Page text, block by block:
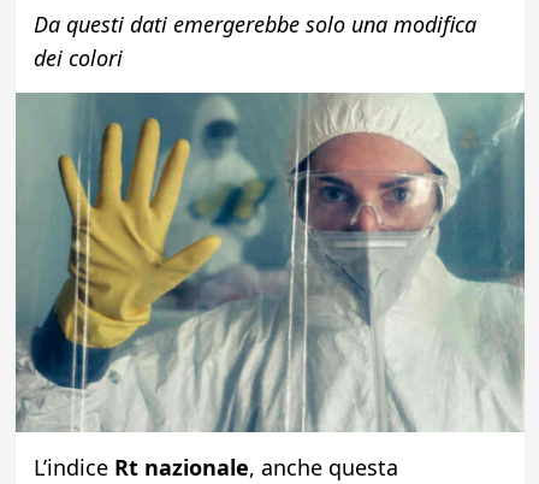
Da questi dati emergerebbe solo una modifica
dei colori
L’indice Rt nazionale, anche questa